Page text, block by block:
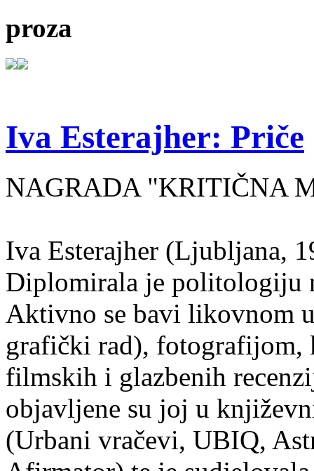
proza
Iva Esterajher: Priče
NAGRADA "KRITIČNA
Iva Esterajher (Ljubljana,
Diplomirala je politologiju
Aktivno se bavi likovnom
grafički rad), fotografijom,
filmskih i glazbenih
objavljene su joj u
(Urbani vračevi, UBIQ,